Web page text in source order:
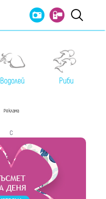
Водолей Риби
Реклама
с